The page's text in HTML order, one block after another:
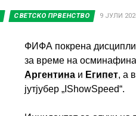
СВЕТСКО ПРВЕНСТВО 9 ЈУЛИ
ФИФА покрена
за време на
Аргентина и Египет, а
јутјубер „IShowSpeed“.